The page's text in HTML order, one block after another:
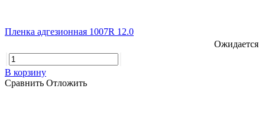
Пленка адгезионная 1007R 12.0
Ожидается
В корзину
Сравнить Отложить